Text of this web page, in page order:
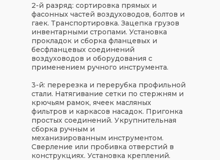
2-й разряд: сортировка прямых и
фасонных частей воздуховодов, болтов и
гаек. Транспортировка. Зацепка грузов
инвентарными стропами. Установка
прокладок и сборка фланцевых и
бесфланцевых соединений
воздуховодов и оборудования с
применением ручного инструмента.
3-й: перерезка и перерубка профильной
стали. Натягивание сетки по стержням и
крючьям рамок, ячеек масляных
фильтров и каркасов насадок. Пригонка
простых соединений. Укрупнительная
сборка ручным и
механизированным инструментом.
Сверление или пробивка отверстий в
конструкциях. Установка креплений.